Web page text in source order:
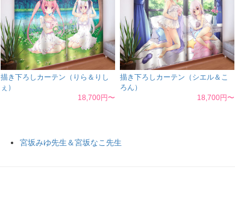
描き下ろしカーテン（りら＆りし
ぇ）
18,700円〜
描き下ろしカーテン（シエル＆こ
ろん）
18,700円〜
宮坂みゆ先生＆宮坂なこ先生